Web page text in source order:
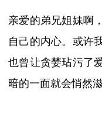
亲爱的弟兄姐妹啊
自己的内心。或许
也曾让贪婪玷污了
暗的一面就会悄然滋